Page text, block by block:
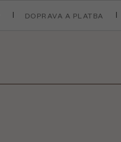
DOPRAVA A PLATBA